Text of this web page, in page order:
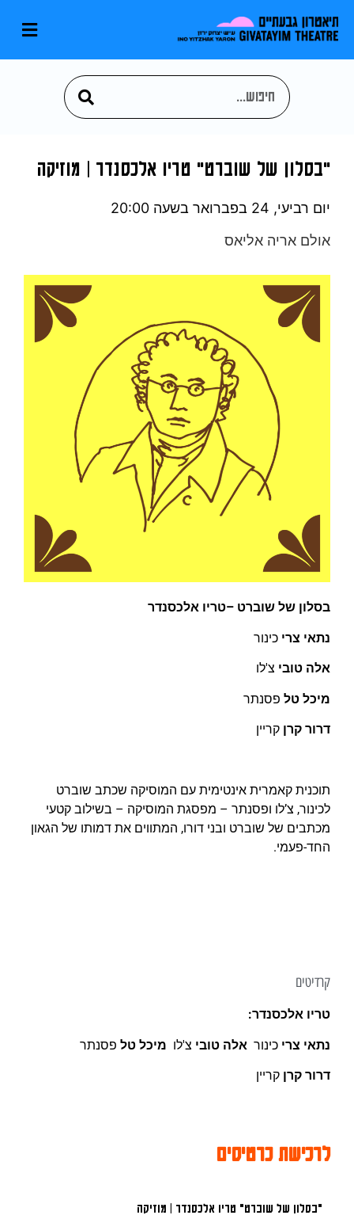
"בסלון של שוברט" טריו אלכסנדר | מוזיקה
יום רביעי, 24 בפברואר
בשעה 20:00
אולם אריה אליאס
בסלון של שוברט –טריו אלכסנדר
נתאי צרי כינור
אלה טובי צ'לו
מיכל טל פסנתר
דרור קרן קריין
תוכנית קאמרית אינטימית עם המוסיקה שכתב שוברט
לכינור, צ’לו ופסנתר – מפסגת המוסיקה – בשילוב קטעי
מכתבים של שוברט ובני דורו, המתווים את דמותו של הגאון
החד-פעמי.
קרדיטים
טריו אלכסנדר:
נתאי צרי כינור אלה טובי צ'לו מיכל טל פסנתר
דרור קרן קריין
לרכישת כרטיסים
"בסלון של שוברט" טריו אלכסנדר | מוזיקה